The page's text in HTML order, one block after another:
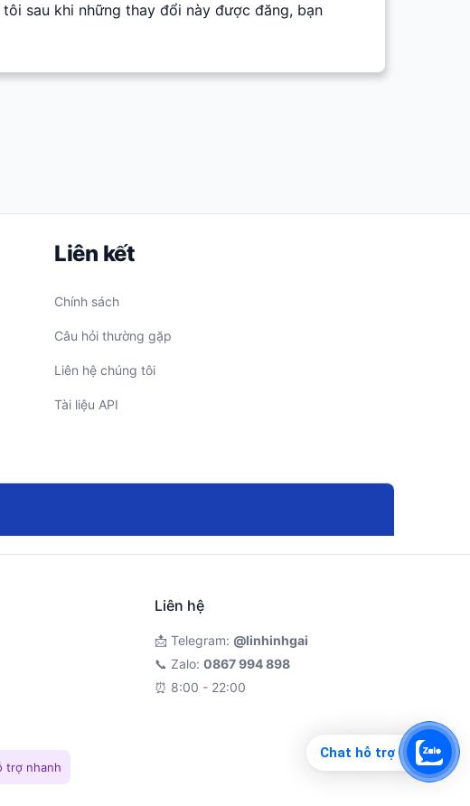
sau khi những thay đổi này được đăng, bạn
Chat hỗ trợ
Liên kết
Chính sách
Câu hỏi thường gặp
Liên hệ chúng tôi
Tài liệu API
Liên hệ
📩 Telegram: @linhinhgai
📞 Zalo: 0867 994 898
⏰ 8:00 - 22:00
trợ nhanh